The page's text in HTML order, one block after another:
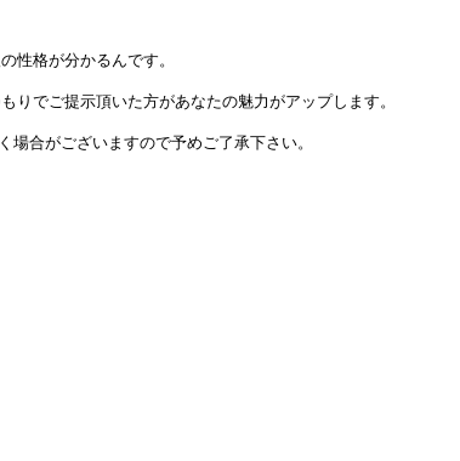
性格が分かるんです。
りでご提示頂いた方があなたの魅力がアップします。
合がございますので予めご了承下さい。